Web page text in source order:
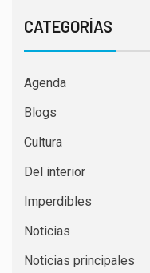
CATEGORÍAS
Agenda
Blogs
Cultura
Del interior
Imperdibles
Noticias
Noticias principales